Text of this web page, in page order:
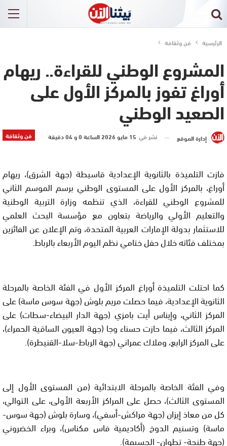
الرئيسية فن وثقافة
المشروع الوطني للقراءة.. ريهام
أوراغ تفوز بالمركز الأول على
الصعيد الوطني
فن وثقافة إدارة الموقع نشر في 15 مايو 2026 الساعة 0 و 04 دقيقة
فازت التلميذة بالثانوية الإعدادية قاسيطة (جهة الشرق)، ريهام
أوراغ، بالمركز الأول على المستوى الوطني برسم الموسم الثاني
للمشروع الوطني للقراءة، الذي تنظمه وزارة التربية الوطنية
والتعليم الأولي والرياضة بتعاون مع مؤسسة البحث العلمي
للاستثمار بدولة الإمارات العربية المتحدة، وتم الإعلان عن الفائزين
بمختلف فئاته خلال حفل ختامي نظم اليوم الأربعاء بالرباط.
كما احتلت التلميذة أوراغ المركز الأول في الفئة الخاصة بالمرحلة
الثانوية الإعدادية، فيما حصلت مريم بلوش (جهة سوس ماسة) على
المركز الثاني، وإيناس أيت بامزي (جهة الدار البيضاء-سطات) على
المركز الثالث، فيما حازت حسناء وجا (جهة العيون الساقية الحمراء)،
على المركز الرابع، وملاك عمراني (جهة الرباط-سلا-القنيطرة).
وفي الفئة الخاصة بالمرحلة الابتدائية (من المستوى الأول إلى
المستوى الثالث)، حصل على المراكز الأربعة الأولى، على التوالي،
كل من معاذ إيزان (جهة مراكش-أسفي)، وسارة بلوش (جهة سوس-
ماسة) وتسنيم الدوخ (أكاديمية فاس مكناس)، وبراء الخضروني
(جهة طنجة- تطوان- الحسيمة).